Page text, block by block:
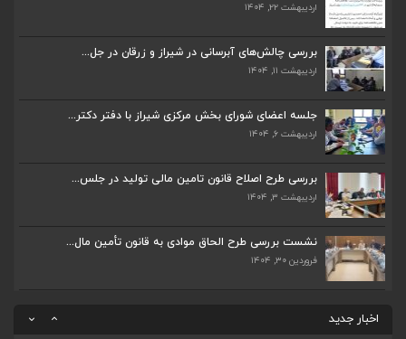
اردیبهشت ۲۲, ۱۴۰۴
بررسی چالش‌های آبرسانی در شیراز و زرقان در جل...
اردیبهشت ۱۱, ۱۴۰۴
جلسه اعضای شورای بخش مرکزی شیراز با دفتر دکتر...
اردیبهشت ۶, ۱۴۰۴
بررسی طرح اصلاح قانون تامین مالی تولید در جلس...
اردیبهشت ۳, ۱۴۰۴
نشست بررسی طرح الحاق موادی به قانون تأمین مال...
فروردین ۳۰, ۱۴۰۴
اخبار جدید
قادری نماینده مردم شیراز و زرقان در مجلس شورا...
اردیبهشت ۲۲, ۱۴۰۴
بررسی چالش‌های آبرسانی در شیراز و زرقان در جل...
اردیبهشت ۱۱, ۱۴۰۴
جلسه اعضای شورای بخش مرکزی شیراز با دفتر دکتر...
پیگیری دکتر قادری و سایر نمایندگان شیراز ارتق...
ضرورت تکمیل قطعات ۷ و ۸ آزادراه شیراز به اصفه...